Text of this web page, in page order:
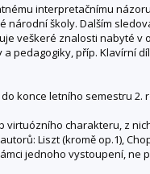
interpretačnímu
školy. Dalším
veškeré znalosti nabyté
pedagogiky, příp. Klavírní
konce letního semestru
virtuózního charakteru, z
Liszt (kromě op.1),
jednoho vystoupení, ne